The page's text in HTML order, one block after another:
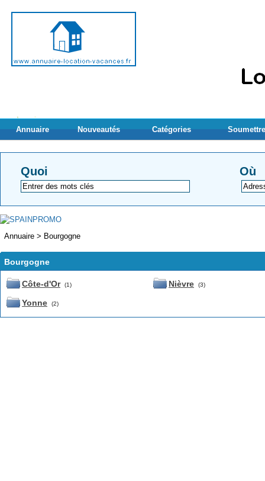
Annuaire Nouveautés Catégories
Quoi Où
Annuaire > Bourgogne
Bourgogne
Côte-d'Or (1)
Yonne (2)
Nièvre (3)